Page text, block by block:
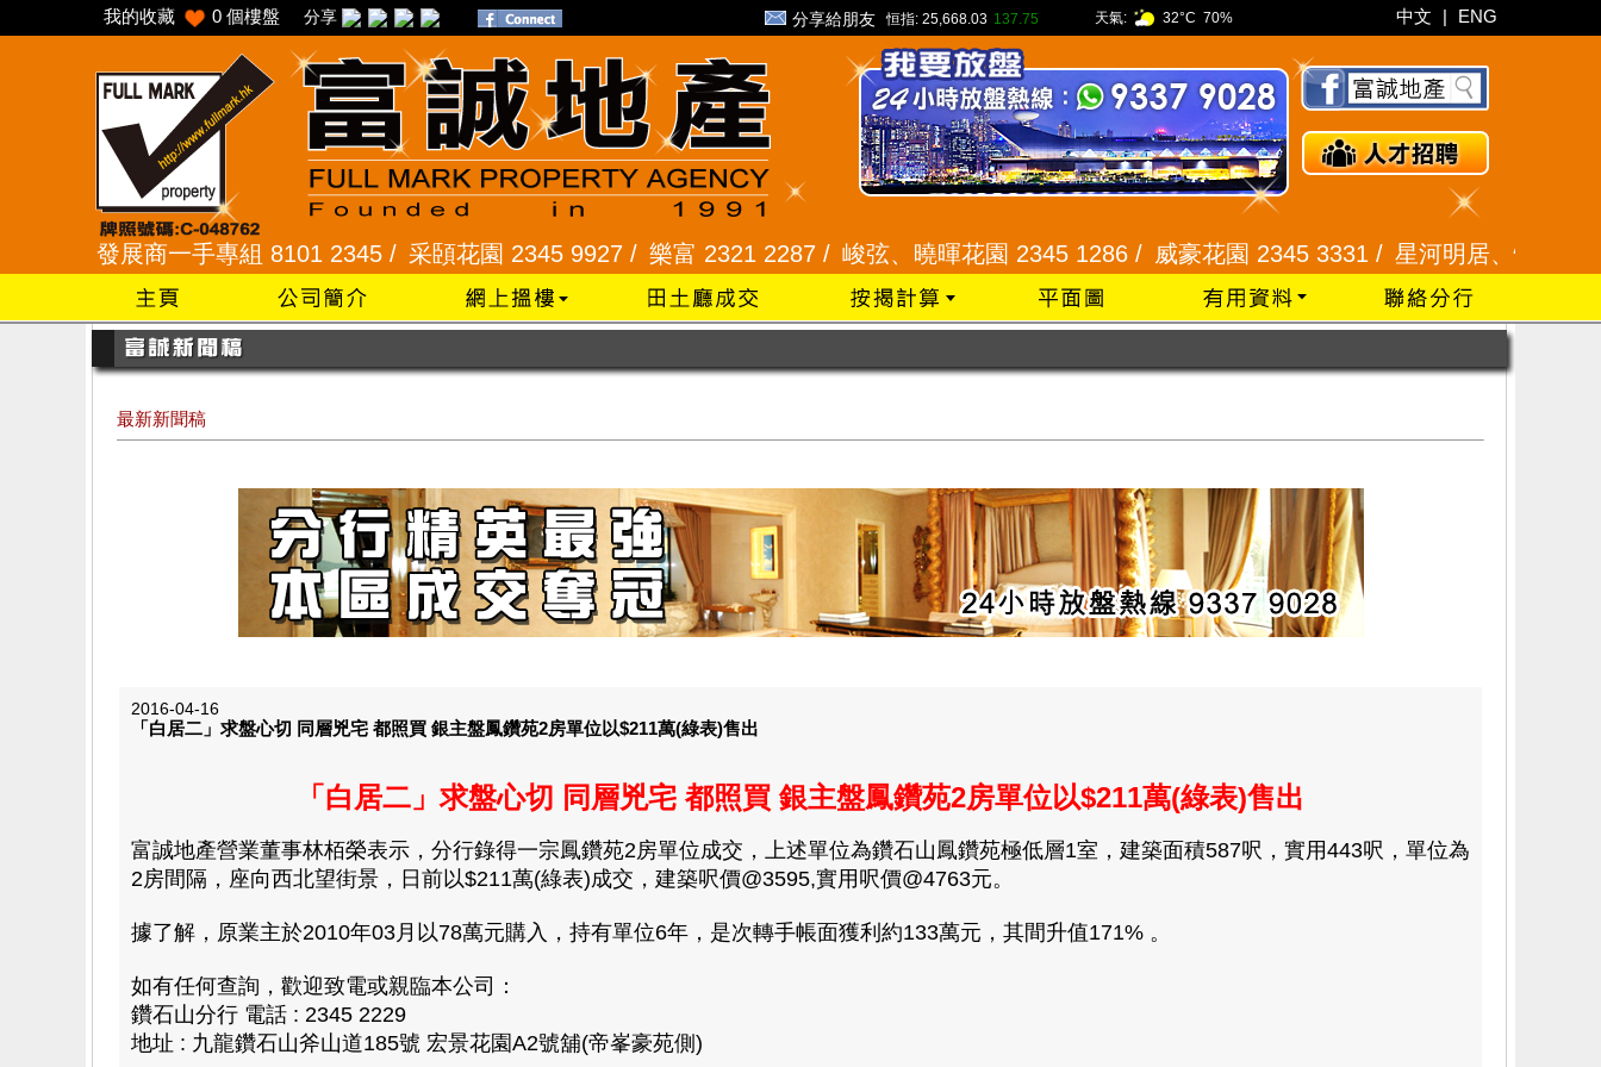
我的收藏 0 個樓盤 分享 分享給朋友 恒指: 25,668.03 137.75 天氣: 32°C 70% 中文 | ENG
發展商一手專組 8101 2345 / 采頣花園 2345 9927 / 樂富 2321 2287 / 峻弦、曉暉花園 2345 1286 / 威豪花園 2345 3331 / 星河明居、悅庭軒 2116
最新新聞稿
2016-04-16
「白居二」求盤心切 同層兇宅 都照買 銀主盤鳳鑽苑2房單位以$211萬(綠表)售出
「白居二」求盤心切 同層兇宅 都照買 銀主盤鳳鑽苑2房單位以$211萬(綠表)售出
富誠地產營業董事林栢榮表示 ，分行錄得一宗鳳鑽苑2房單位成交，上述單位為鑽石山鳳鑽苑極低層1室，建築面積587呎，實用443呎，單位為
2房間隔，座向西北望街景，日前以$211萬(綠表)成交，建築呎價@3595,實用呎價@4763元。
據了解，原業主於2010年03月以78萬元購入，持有單位6年，是次轉手帳面獲利約133萬元，其間升值171% 。
如有任何查詢，歡迎致電或親臨本公司：
鑽石山分行 電話 : 2345 2229
地址 : 九龍鑽石山斧山道185號 宏景花園A2號舖(帝峯豪苑側)